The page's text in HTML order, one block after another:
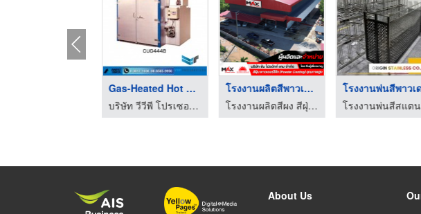
อุปกรณ์การพ่นสี อิวา ...
บริษัท วีวีพี โปรเซอวิสเซส จำกัด
Gas-Heated Hot Air D ...
บริษัท วีวีพี โปรเซอวิสเซส จำกัด
โรงงานผลิตสีพาวเดอร์ ...
โรงงานผลิตสีผง สีฝุ่น พาวเดอร์โค้ท เคลือบโลหะทุกชนิด
About Us